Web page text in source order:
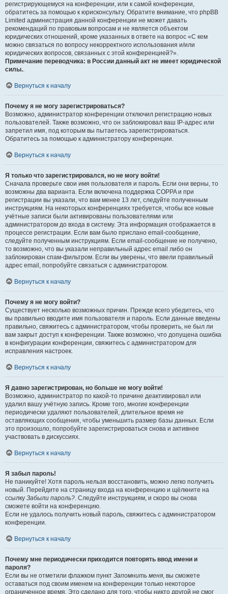
регистрирующемуся на конференции, или к самой конференции,
обратитесь за помощью к юрисконсульту. Обратите внимание, что phpBB
Limited администрация данной конференции не может давать
рекомендаций по правовым вопросам и не является объектом
юридических отношений, кроме указанных в ответе на вопрос «С кем
можно связаться по вопросу некорректного использования и/или
юридических вопросов, связанных с этой конференцией?».
Примечание переводчика: в России данный акт не имеет юридической
силы..
Вернуться к началу
Почему я не могу зарегистрироваться?
Возможно, администратор конференции отключил регистрацию новых
пользователей. Также возможно, что он заблокировал ваш IP-адрес или
запретил имя, под которым вы пытаетесь зарегистрироваться.
Обратитесь за помощью к администратору конференции.
Вернуться к началу
Я только что зарегистрировался, но не могу войти!
Сначала проверьте свои имя пользователя и пароль. Если они верны, то
возможны два варианта. Если включена поддержка COPPA и при
регистрации вы указали, что вам менее 13 лет, следуйте полученным
инструкциям. На некоторых конференциях требуется, чтобы все новые
учётные записи были активированы пользователями или
администратором до входа в систему. Эта информация отображается в
процессе регистрации. Если вам было прислано email-сообщение,
следуйте полученным инструкциям. Если email-сообщение не получено,
то возможно, что вы указали неправильный адрес email либо он
заблокирован спам-фильтром. Если вы уверены, что ввели правильный
адрес email, попробуйте связаться с администратором.
Вернуться к началу
Почему я не могу войти?
Существует несколько возможных причин. Прежде всего убедитесь, что
вы правильно вводите имя пользователя и пароль. Если данные введены
правильно, свяжитесь с администратором, чтобы проверить, не был ли
вам закрыт доступ к конференции. Также возможно, что допущена ошибка
в конфигурации конференции, свяжитесь с администратором для
исправления настроек.
Вернуться к началу
Я давно зарегистрирован, но больше не могу войти!
Возможно, администратор по какой-то причине деактивировал или
удалил вашу учётную запись. Кроме того, многие конференции
периодически удаляют пользователей, длительное время не
оставляющих сообщения, чтобы уменьшить размер базы данных. Если
это произошло, попробуйте зарегистрироваться снова и активнее
участвовать в дискуссиях.
Вернуться к началу
Я забыл пароль!
Не паникуйте! Хотя пароль нельзя восстановить, можно легко получить
новый. Перейдите на страницу входа на конференцию и щёлкните на
ссылку Забыли пароль?. Следуйте инструкциям, и скоро вы снова
сможете войти на конференцию.
Если не удалось получить новый пароль, свяжитесь с администратором
конференции.
Вернуться к началу
Почему мне периодически приходится повторять ввод имени и
пароля?
Если вы не отметили флажком пункт Запомнить меня, вы сможете
оставаться под своим именем на конференции только некоторое
ограниченное время. Это сделано для того, чтобы никто другой не смог